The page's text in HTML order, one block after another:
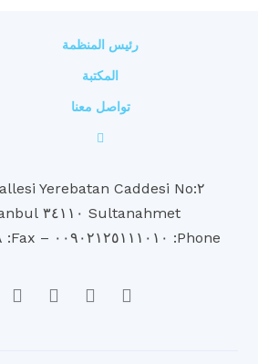
رئيس المنظمة
المكتبة
تواصل معنا
٢:Alemdar Mahallesi Yerebatan Caddesi No
Sultanahmet ٣٤١١٠ Fatih – İstanbul
Phone: ٠٠٩٠٢١٢٥١١١٠١٠ – Fax: ٠٠٩٠٢١٢٥١٩٠٠٥٨